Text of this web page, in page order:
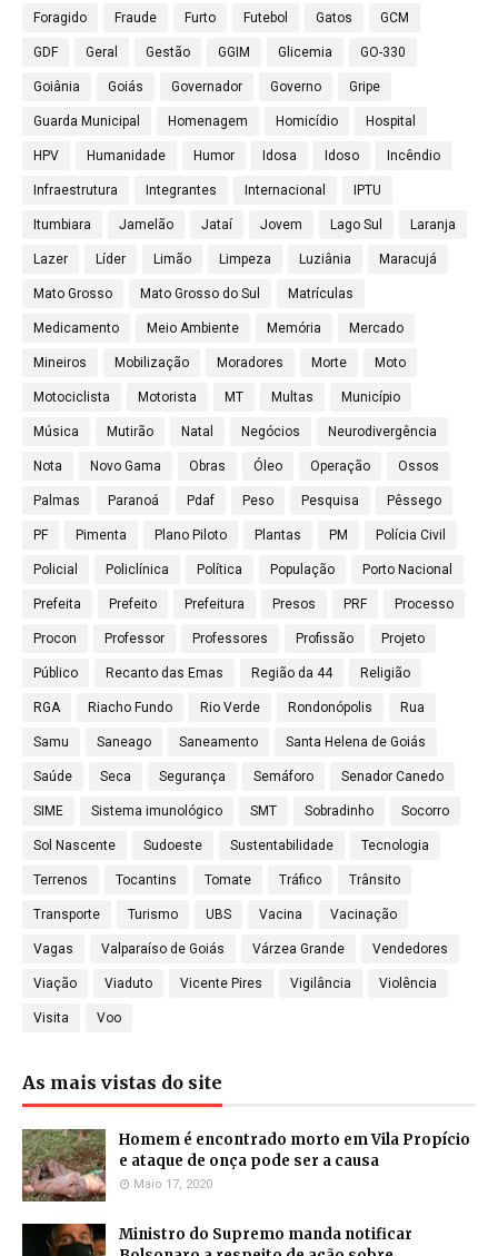
Foragido Fraude Furto Futebol Gatos GCM
GDF Geral Gestão GGIM Glicemia GO-330
Goiânia Goiás Governador Governo Gripe
Guarda Municipal Homenagem Homicídio Hospital
HPV Humanidade Humor Idosa Idoso Incêndio
Infraestrutura Integrantes Internacional IPTU
Itumbiara Jamelão Jataí Jovem Lago Sul Laranja
Lazer Líder Limão Limpeza Luziânia Maracujá
Mato Grosso Mato Grosso do Sul Matrículas
Medicamento Meio Ambiente Memória Mercado
Mineiros Mobilização Moradores Morte Moto
Motociclista Motorista MT Multas Município
Música Mutirão Natal Negócios Neurodivergência
Nota Novo Gama Obras Óleo Operação Ossos
Palmas Paranoá Pdaf Peso Pesquisa Pêssego
PF Pimenta Plano Piloto Plantas PM Polícia Civil
Policial Policlínica Política População Porto Nacional
Prefeita Prefeito Prefeitura Presos PRF Processo
Procon Professor Professores Profissão Projeto
Público Recanto das Emas Região da 44 Religião
RGA Riacho Fundo Rio Verde Rondonópolis Rua
Samu Saneago Saneamento Santa Helena de Goiás
Saúde Seca Segurança Semáforo Senador Canedo
SIME Sistema imunológico SMT Sobradinho Socorro
Sol Nascente Sudoeste Sustentabilidade Tecnologia
Terrenos Tocantins Tomate Tráfico Trânsito
Transporte Turismo UBS Vacina Vacinação
Vagas Valparaíso de Goiás Várzea Grande Vendedores
Viação Viaduto Vicente Pires Vigilância Violência
Visita Voo
As mais vistas do site
Homem é encontrado morto em Vila Propício
e ataque de onça pode ser a causa
Maio 17, 2020
Ministro do Supremo manda notificar